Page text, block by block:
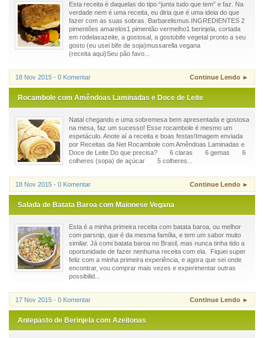
Esta receita é daquelas do tipo “junta tudo que tem” e faz. Na
verdade nem é uma receita, eu diria que é uma ideia do que
fazer com as suas sobras. Barbarelismus.INGREDIENTES 2
pimentões amarelos1 pimentão vermelho1 berinjela, cortada
em rodelasazeite, a gostosal, a gostobife vegetal pronto a seu
gosto (eu usei bife de soja)mussarella vegana
(receita aqui)Seu pão favo...
18 Nov 2015 - 0 Komentar Continue Lendo ►
Rocambole com Amêndoas Laminadas e Doce de Leite
Natal chegando e uma sobremesa bem apresentada e gostosa
na mesa, faz um sucesso! Esse rocambole é mesmo um
espetáculo. Anote aí a receita e boas festas!Imagem enviada
por Receitas da Net Rocambole com Amêndoas Laminadas e
Doce de Leite Do que precisa? 6 claras 6 gemas 6
colheres (sopa) de açúcar 5 colheres...
18 Nov 2015 - 0 Komentar Continue Lendo ►
Salada de Batata Baroa com Maionese Vegana
Esta é a minha primeira receita com batata baroa, ou melhor
com parsnip, que é da mesma família, e tem um sabor muito
similar. Já comi batata baroa no Brasil, mas nunca tinha tido a
oportunidade de fazer nenhuma receita com ela. Fiquei super
feliz com a minha primeira experiência, e agora que sei onde
encontrar, vou comprar mais vezes e experimentar outras
possibilid...
17 Nov 2015 - 0 Komentar Continue Lendo ►
Antepasto de Berinjela com Azeitonas